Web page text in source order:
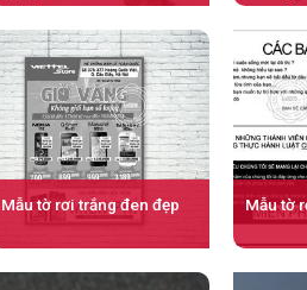
Mẫu tờ rơi trắng đen đẹp Mẫu tờ